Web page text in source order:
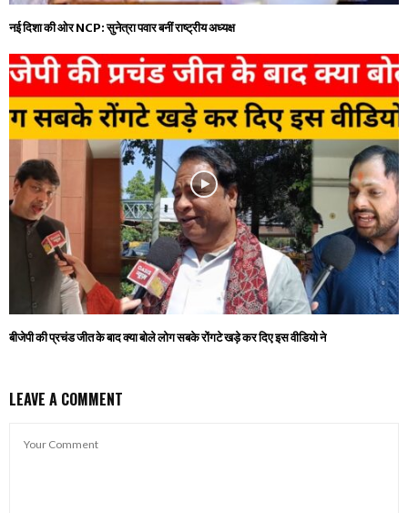
नई दिशा की ओर NCP: सुनेत्रा पवार बनीं राष्ट्रीय अध्यक्ष
बीजेपी की प्रचंड जीत के बाद क्या बोले लोग सबके रोंगटे खड़े कर दिए इस वीडियो ने
LEAVE A COMMENT